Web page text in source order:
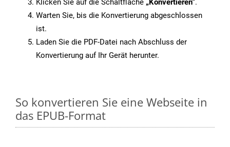
Klicken Sie auf die Schaltfläche „Konvertieren“.
Warten Sie, bis die Konvertierung abgeschlossen
ist.
Laden Sie die PDF-Datei nach Abschluss der
Konvertierung auf Ihr Gerät herunter.
So konvertieren Sie eine Webseite in
das EPUB-Format